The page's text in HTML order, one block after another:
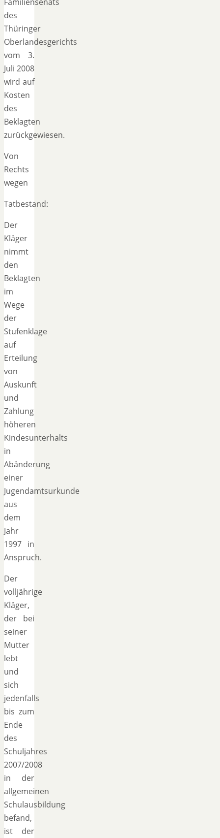
des
Thüringer
Oberlandesgerichts
vom 3.
Juli 2008
wird auf
Kosten
des
Beklagten
zurückgewiesen.
Von
Rechts
wegen
Tatbestand:
Der
Kläger
nimmt
den
Beklagten
im
Wege
der
Stufenklage
auf
Erteilung
von
Auskunft
und
Zahlung
höheren
Kindesunterhalts
in
Abänderung
einer
Jugendamtsurkunde
aus
dem
Jahr
1997 in
Anspruch.
Der
volljährige
Kläger,
der bei
seiner
Mutter
lebt
und
sich
jedenfalls
bis zum
Ende
des
Schuljahres
2007/2008
in der
allgemeinen
Schulausbildung
befand,
ist der